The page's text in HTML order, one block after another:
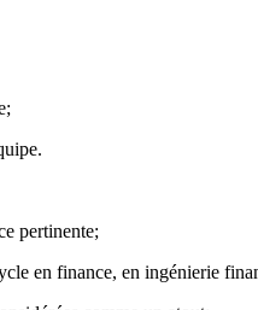
pertinente;
en finance, en ingénierie